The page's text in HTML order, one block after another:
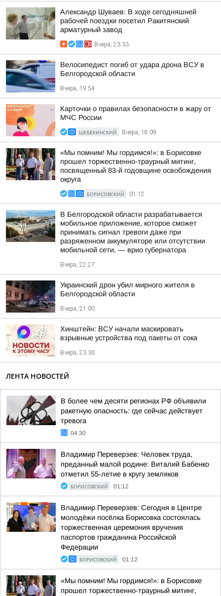
Александр Шуваев: В ходе сегодняшней
рабочей поездки посетил Ракитянский
арматурный завод
Вчера, 23:33
Велосипедист погиб от удара дрона ВСУ в
Белгородской области
Вчера, 19:54
Карточки о правилах безопасности в жару от
МЧС России
ШЕБЕКИНСКИЙ Вчера, 18:09
«Мы помним! Мы гордимся!»: в Борисовке
прошел торжественно-траурный митинг,
посвященный 83-й годовщине освобождения
округа
БОРИСОВСКИЙ 01:12
В Белгородской области разрабатывается
мобильное приложение, которое сможет
принимать сигнал тревоги даже при
разряженном аккумуляторе или отсутствии
мобильной сети, — врио губернатора
Вчера, 22:27
Украинский дрон убил мирного жителя в
Белгородской области
Вчера, 21:00
Хинштейн: ВСУ начали маскировать
взрывные устройства под пакеты от сока
Вчера, 23:36
ЛЕНТА НОВОСТЕЙ
В более чем десяти регионах РФ объявили
ракетную опасность: где сейчас действует
тревога
04:30
Владимир Переверзев: Человек труда,
преданный малой родине: Виталий Бабенко
отметил 55-летие в кругу земляков
БОРИСОВСКИЙ 01:12
Владимир Переверзев: Сегодня в Центре
молодёжи посёлка Борисовка состоялась
торжественная церемония вручения
паспортов гражданина Российской
Федерации
БОРИСОВСКИЙ 01:12
«Мы помним! Мы гордимся!»: в Борисовке
прошел торжественно-траурный митинг,